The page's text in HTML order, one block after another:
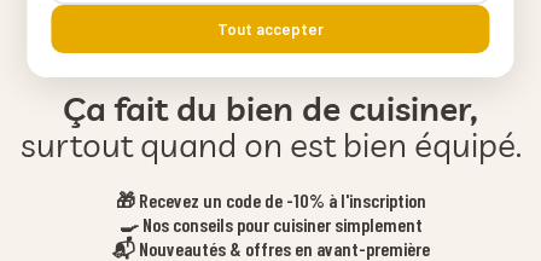
Ça fait du bien de cuisiner,
surtout quand on est bien équipé.
🎁 Recevez un code de -10% à l'inscription
🍳 Nos conseils pour cuisiner simplement
📬 Nouveautés & offres en avant-première
Tout accepter